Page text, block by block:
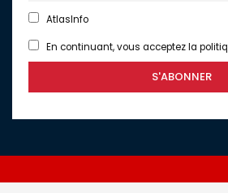
AtlasInfo
En continuant, vous acceptez la